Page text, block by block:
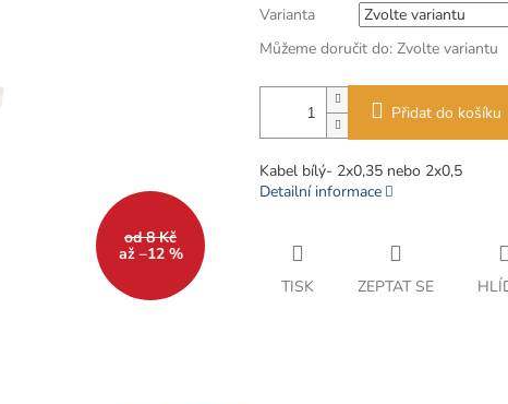
od 8 Kč
až –12 %
Varianta
Můžeme doručit do: Zvolte variantu
Přidat do košíku
Kabel bílý- 2x0,35 nebo 2x0,5
Detailní informace
TISK ZEPTAT SE